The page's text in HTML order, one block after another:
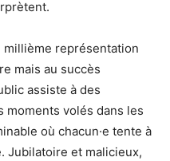
millième représentation
mais au succès
assiste à des
moments volés dans les
où chacun·e tente à
Jubilatoire et malicieux,